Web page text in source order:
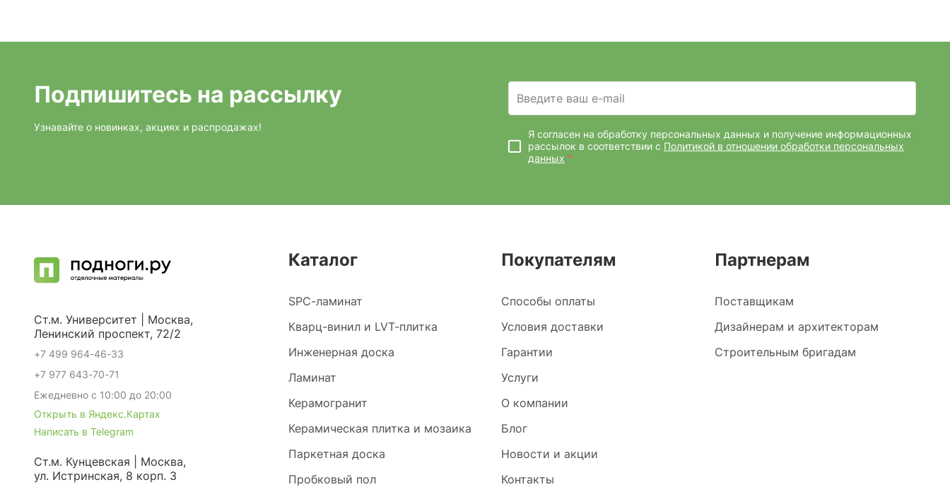
Подпишитесь на рассылку
Узнавайте о новинках, акциях и распродажах!
Введите ваш e-mail
Я согласен на обработку персональных данных и получение информационных
рассылок в соответствии с Политикой в отношении обработки персональных
данных *
Каталог
SPC-ламинат
Кварц-винил и LVT-плитка
Инженерная доска
Ламинат
Керамогранит
Керамическая плитка и мозаика
Паркетная доска
Пробковый пол
Покупателям
Способы оплаты
Условия доставки
Гарантии
Услуги
О компании
Блог
Новости и акции
Контакты
Партнерам
Поставщикам
Дизайнерам и архитекторам
Строительным бригадам
Ст.м. Университет | Москва,
Ленинский проспект, 72/2
+7 499 964-46-33
+7 977 643-70-71
Ежедневно с 10:00 до 20:00
Открыть в Яндекс.Картах
Написать в Telegram
Ст.м. Кунцевская | Москва,
ул. Истринская, 8 корп. 3